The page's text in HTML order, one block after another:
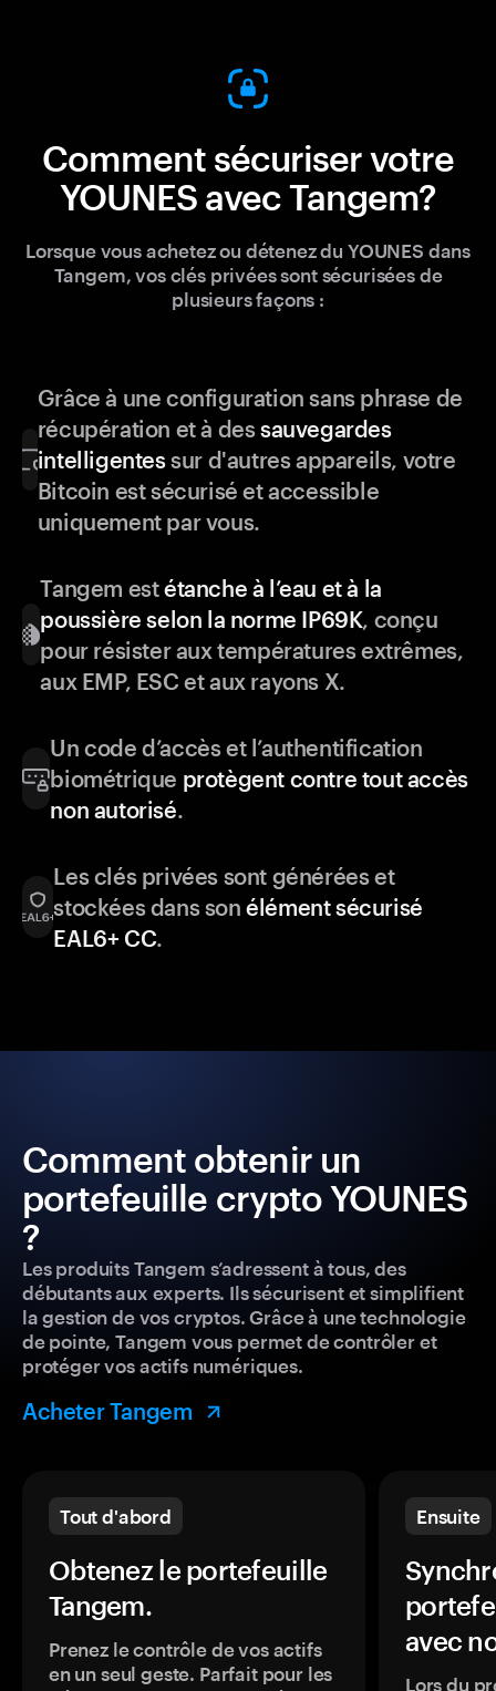
Comment sécuriser votre
YOUNES avec Tangem?
Lorsque vous achetez ou détenez du YOUNES dans
Tangem, vos clés privées sont sécurisées de
plusieurs façons :
Grâce à une configuration sans phrase de
récupération et à dessauvegardes
intelligentessur d'autres appareils, votre
Bitcoin est sécurisé et accessible
uniquement par vous.
Tangem estétanche à l’eau et à la
poussière selon la norme IP69K, conçu
pour résister aux températures extrêmes,
aux EMP, ESC et aux rayons X.
Un code d’accès et l’authentification
biométrique protègent contre tout accès
non autorisé.
Les clés privées sont générées et
stockées dans sonélément sécurisé
EAL6+ CC.
Comment obtenir un
portefeuille crypto YOUNES
?
Les produits Tangem s’adressent à tous, des
débutants aux experts. Ils sécurisent et simplifient
la gestion de vos cryptos. Grâce à une technologie
de pointe, Tangem vous permet de contrôler et
protéger vos actifs numériques.
Acheter Tangem
Tout d'abord
Obtenez le portefeuille
Tangem.
Prenez le contrôle de vos actifs
en un seul geste. Parfait pour les
Ensuite
avec
Lors du